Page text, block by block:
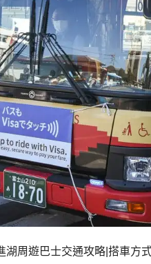
湖周遊巴士交通攻略|搭車方